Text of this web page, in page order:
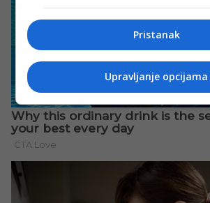
Pristanak
Upravljanje opcijama